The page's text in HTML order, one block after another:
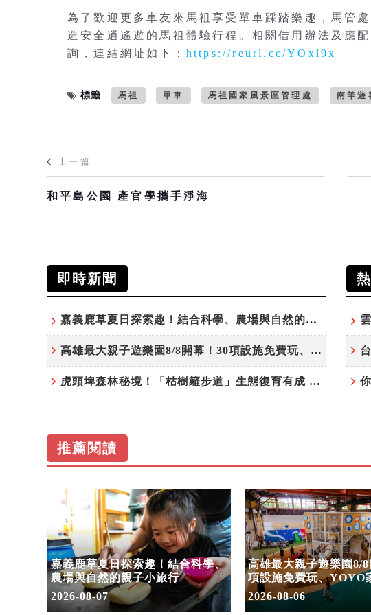
為了歡迎更多車友來馬祖享受單車踩踏樂趣，馬管
造安全逍遙遊的馬祖體驗行程。相關借用辦法及應
詢，連結網址如下： https://reurl.cc/YOxl9x
標籤 馬祖 單車 馬祖國家風景區管理處 南竿遊
上一篇
和平島公園 產官學攜手淨海
即時新聞
嘉義鹿草夏日探索趣！結合科學、農場與自然的親子小旅行
高雄最大親子遊樂園8/8開幕！30項設施免費玩、YOYO家族嗨翻暑假
虎頭埤森林秘境！「枯樹籬步道」生態復育有成 走進大自然生命教室
推薦閱讀
嘉義鹿草夏日探索趣！結合科學、
農場與自然的親子小旅行
2026-08-07
高雄最大親子遊樂園8/
項設施免費玩、YOYO
假
2026-08-06